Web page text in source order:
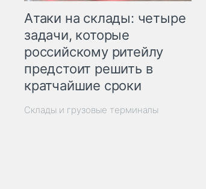
Атаки на склады: четыре
задачи, которые
российскому ритейлу
предстоит решить в
кратчайшие сроки
Склады и грузовые терминалы